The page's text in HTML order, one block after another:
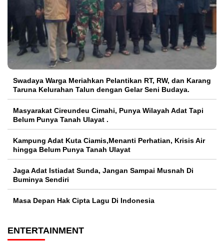
Swadaya Warga Meriahkan Pelantikan RT, RW, dan Karang
Taruna Kelurahan Talun dengan Gelar Seni Budaya.
Masyarakat Cireundeu Cimahi, Punya Wilayah Adat Tapi
Belum Punya Tanah Ulayat .
Kampung Adat Kuta Ciamis,Menanti Perhatian, Krisis Air
hingga Belum Punya Tanah Ulayat
Jaga Adat Istiadat Sunda, Jangan Sampai Musnah Di
Buminya Sendiri
Masa Depan Hak Cipta Lagu Di Indonesia
ENTERTAINMENT